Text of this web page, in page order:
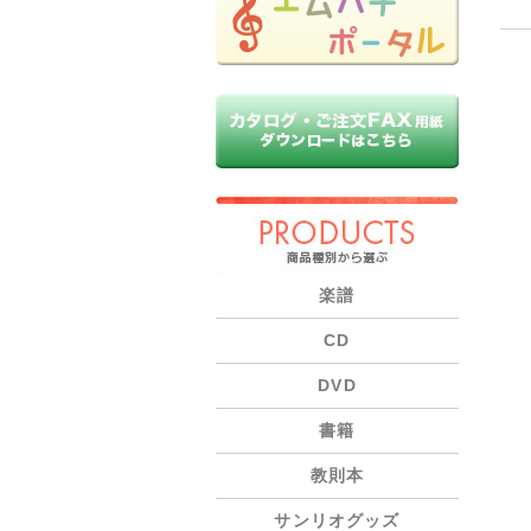
楽譜
CD
DVD
書籍
教則本
サンリオグッズ